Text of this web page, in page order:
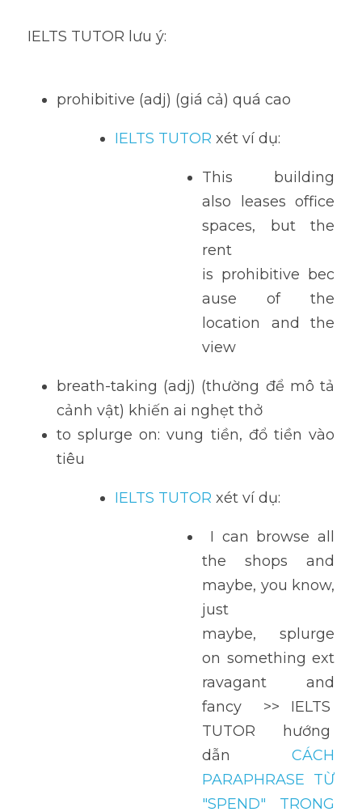
IELTS TUTOR lưu ý:
prohibitive (adj) (giá cả) quá cao
IELTS TUTOR xét ví dụ:
This building
also leases office
spaces, but the
rent
is prohibitive bec
ause of the
location and the
view
breath-taking (adj) (thường để mô tả
cảnh vật) khiến ai nghẹt thở
to splurge on: vung tiền, đổ tiền vào
tiêu
IELTS TUTOR xét ví dụ:
I can browse all
the shops and
maybe, you know,
just
maybe, splurge
on something ext
ravagant and
fancy  >> IELTS
TUTOR  hướng
dẫn CÁCH
PARAPHRASE TỪ
"SPEND" TRONG